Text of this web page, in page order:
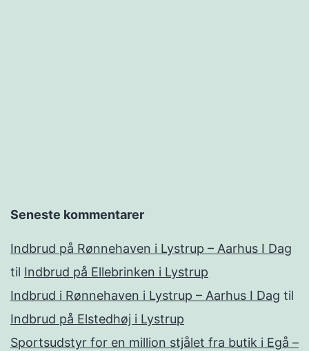
Seneste kommentarer
Indbrud på Rønnehaven i Lystrup – Aarhus I Dag
til Indbrud på Ellebrinken i Lystrup
Indbrud i Rønnehaven i Lystrup – Aarhus I Dag til
Indbrud på Elstedhøj i Lystrup
Sportsudstyr for en million stjålet fra butik i Egå –